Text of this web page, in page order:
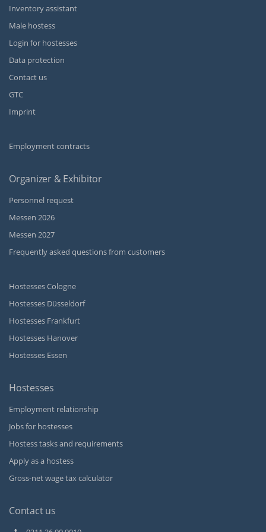
Inventory assistant
Male hostess
Login for hostesses
Data protection
Contact us
GTC
Imprint
Employment contracts
Organizer & Exhibitor
Personnel request
Messen 2026
Messen 2027
Frequently asked questions from customers
Hostesses Cologne
Hostesses Düsseldorf
Hostesses Frankfurt
Hostesses Hanover
Hostesses Essen
Hostesses
Employment relationship
Jobs for hostesses
Hostess tasks and requirements
Apply as a hostess
Gross-net wage tax calculator
Contact us